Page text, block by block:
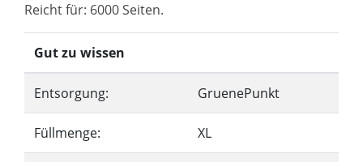
Reicht für: 6000 Seiten.
Gut zu wissen
Entsorgung: GruenePunkt
Füllmenge: XL